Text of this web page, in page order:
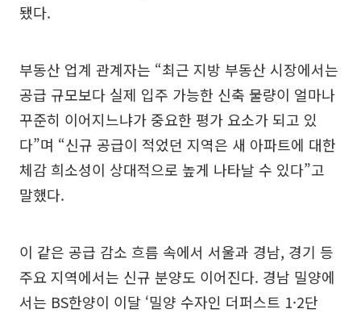
됐다.
부동산 업계 관계자는 “최근 지방 부동산 시장에서는
공급 규모보다 실제 입주 가능한 신축 물량이 얼마나
꾸준히 이어지느냐가 중요한 평가 요소가 되고 있
다”며 “신규 공급이 적었던 지역은 새 아파트에 대한
체감 희소성이 상대적으로 높게 나타날 수 있다”고
말했다.
이 같은 공급 감소 흐름 속에서 서울과 경남, 경기 등
주요 지역에서는 신규 분양도 이어진다. 경남 밀양에
서는 BS한양이 이달 ‘밀양 수자인 더퍼스트 1·2단